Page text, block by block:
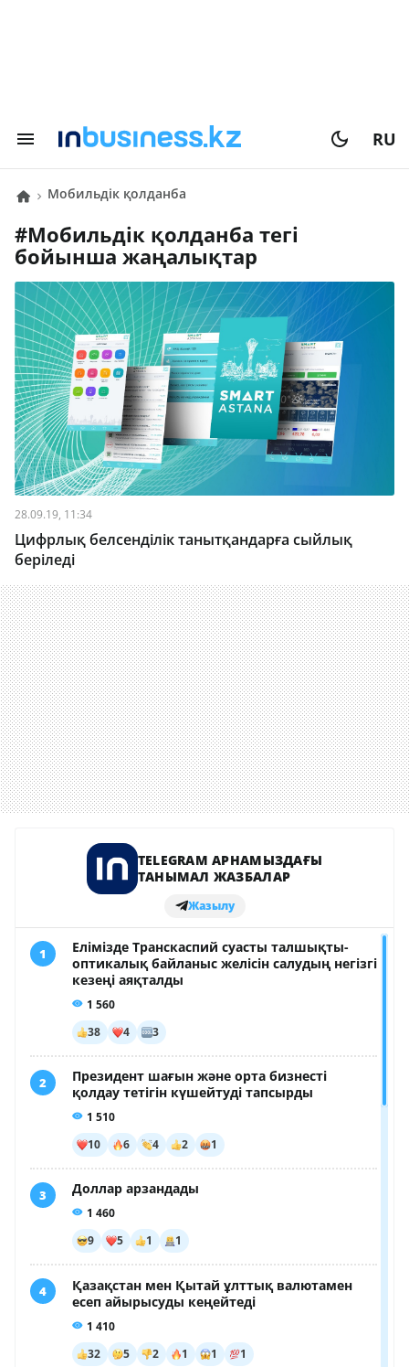
RU
мобильдік қолданба
# мобильдік қолданба тегі
бойынша жаңалықтар
28.09.19, 11:34
Цифрлық белсенділік танытқандарға сыйлық
беріледі